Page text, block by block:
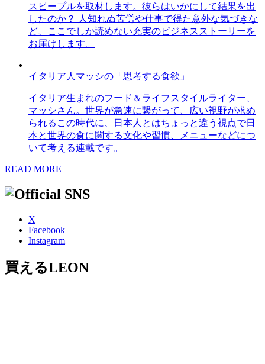
スピープルを取材します。彼らはいかにして結果を出
したのか？ 人知れぬ苦労や仕事で得た意外な気づきな
ど、ここでしか読めない充実のビジネスストーリーを
お届けします。
イタリア人マッシの「思考する食欲」
イタリア生まれのフード＆ライフスタイルライター、
マッシさん。世界が急速に繋がって、広い視野が求め
られるこの時代に、日本人とはちょっと違う視点で日
本と世界の食に関する文化や習慣、メニューなどにつ
いて考える連載です。
READ MORE
X
Facebook
Instagram
買えるLEON